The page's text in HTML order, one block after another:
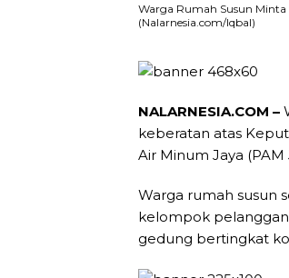
Warga Rumah Susun
(Nalarnesia.com/Iqbal)
NALARNESIA.COM –
keberatan atas
Air Minum Jaya
Warga rumah susun
kelompok
gedung bertingkat